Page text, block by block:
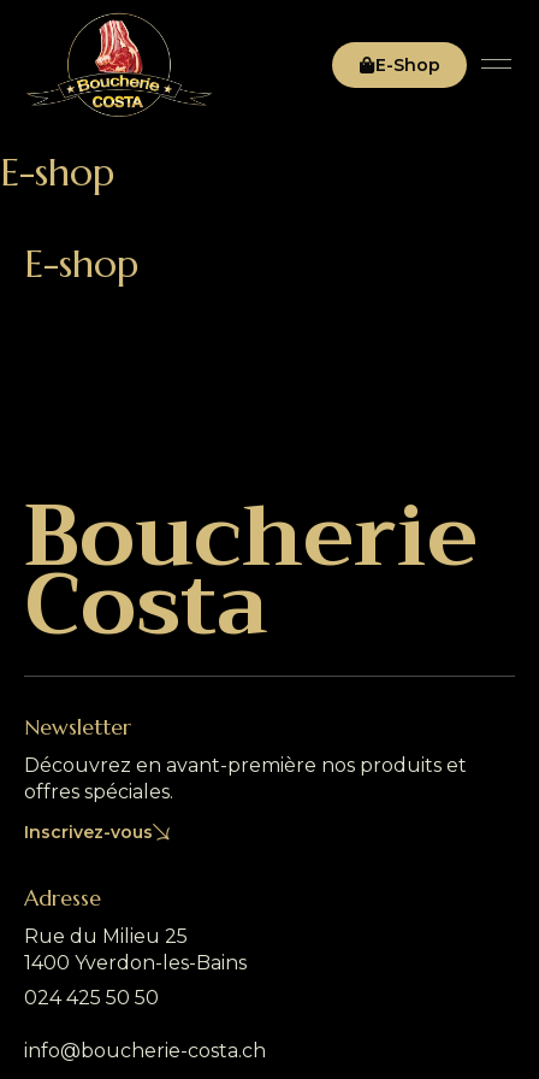
E-Shop
E-shop
E-shop
Boucherie
Costa
Newsletter
Découvrez en avant-première nos produits et
offres spéciales.
Inscrivez-vous
Adresse
Rue du Milieu 25
1400 Yverdon-les-Bains
024 425 50 50
info@boucherie-costa.ch